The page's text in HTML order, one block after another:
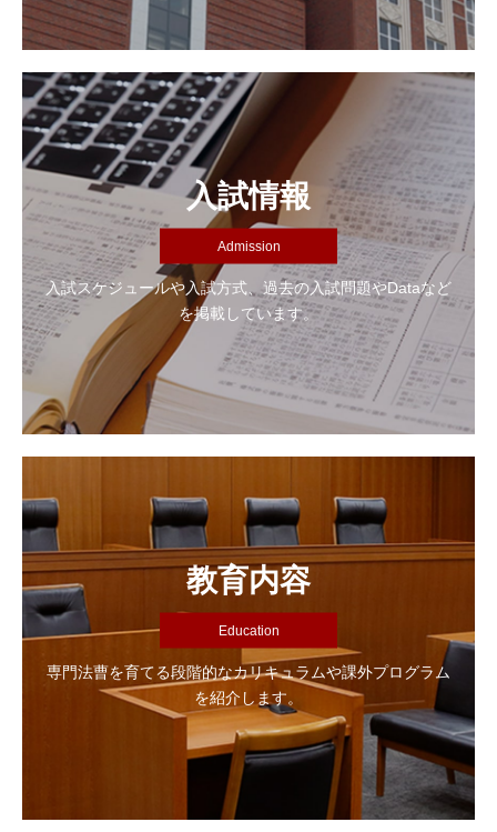
入試情報
Admission
入試スケジュールや入試方式、過去の入試問題やDataなど
を掲載しています。
教育内容
Education
専門法曹を育てる段階的なカリキュラムや課外プログラム
を紹介します。